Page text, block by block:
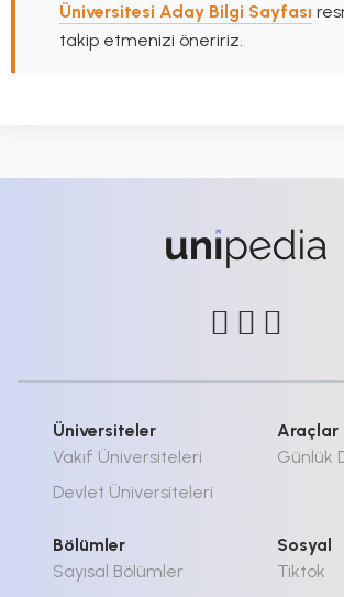
Üniversitesi Aday Bilgi Sayfası
takip etmenizi öneririz.
Üniversiteler
Vakıf Üniversiteleri
Devlet Üniversiteleri
Araçlar
Günlük
Bölümler
Sayısal Bölümler
Sosyal
Tiktok